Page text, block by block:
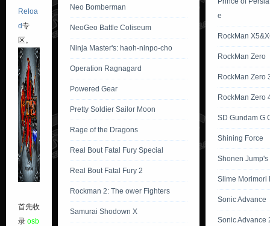
Reloa
d专
区。
首先收
录 osb
Neo Bomberman
NeoGeo Battle Coliseum
Ninja Master's: haoh-ninpo-cho
Operation Ragnagard
Powered Gear
Pretty Soldier Sailor Moon
Rage of the Dragons
Real Bout Fatal Fury Special
Real Bout Fatal Fury 2
Rockman 2: The ower Fighters
Samurai Shodown X
e
RockMan
RockMan Zero
RockMan Zero
RockMan Zero
SD Gundam G
Shining Force
Shonen Jump's
Slime Morimori
Sonic Advance
Sonic Advance